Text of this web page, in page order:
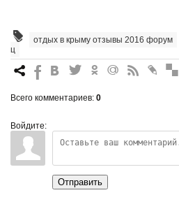
отдых в крыму отзывы 2016 форум
ц
7 % 4 3 . + 0 * #
Всего комментариев: 0
Войдите:
Отправить